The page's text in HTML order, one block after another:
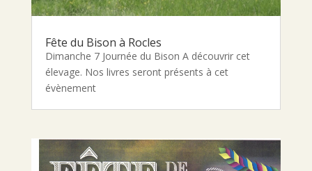
Fête du Bison à Rocles
Dimanche 7 Journée du Bison A découvrir cet
élevage. Nos livres seront présents à cet
évènement